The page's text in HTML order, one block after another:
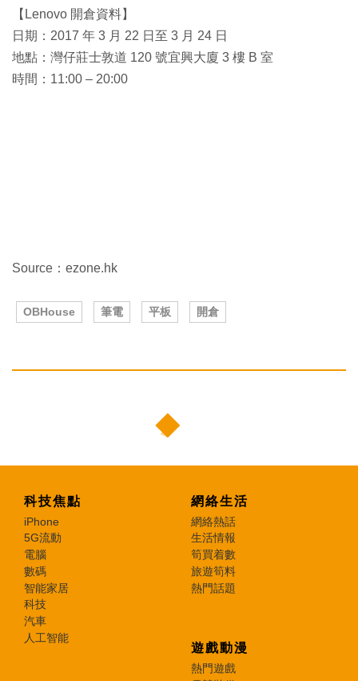
【Lenovo 開倉資料】
日期：2017 年 3 月 22 日至 3 月 24 日
地點：灣仔莊士敦道 120 號宜興大廈 3 樓 B 室
時間：11:00 – 20:00
Source：ezone.hk
OBHouse 筆電 平板 開倉
科技焦點
iPhone
5G流動
電腦
數碼
智能家居
科技
汽車
人工智能
網絡生活
網絡熱話
生活情報
筍買着數
旅遊筍料
熱門話題
遊戲動漫
熱門遊戲